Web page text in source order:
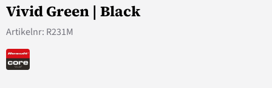
Vivid Green | Black
Artikelnr: R231M